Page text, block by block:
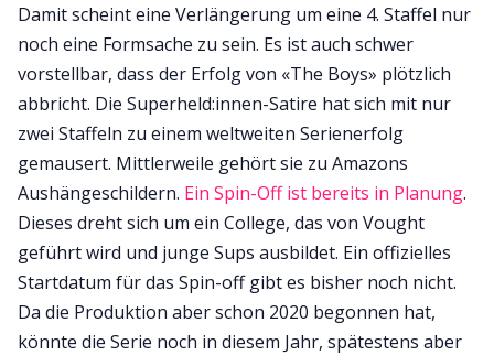
Damit scheint eine Verlängerung um eine 4. Staffel nur
noch eine Formsache zu sein. Es ist auch schwer
vorstellbar, dass der Erfolg von «The Boys» plötzlich
abbricht. Die Superheld:innen-Satire hat sich mit nur
zwei Staffeln zu einem weltweiten Serienerfolg
gemausert. Mittlerweile gehört sie zu Amazons
Aushängeschildern. Ein Spin-Off ist bereits in Planung.
Dieses dreht sich um ein College, das von Vought
geführt wird und junge Sups ausbildet. Ein offizielles
Startdatum für das Spin-off gibt es bisher noch nicht.
Da die Produktion aber schon 2020 begonnen hat,
könnte die Serie noch in diesem Jahr, spätestens aber